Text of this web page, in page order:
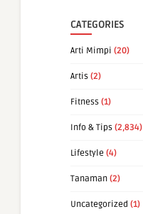
CATEGORIES
Arti Mimpi (20)
Artis (2)
Fitness (1)
Info & Tips (2,834)
Lifestyle (4)
Tanaman (2)
Uncategorized (1)